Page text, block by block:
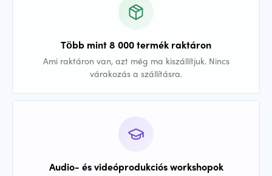
Több mint 8 000 termék raktáron
Ami raktáron van, azt még ma kiszállítjuk. Nincs
várakozás a szállításra.
Audio- és videóprodukciós workshopok